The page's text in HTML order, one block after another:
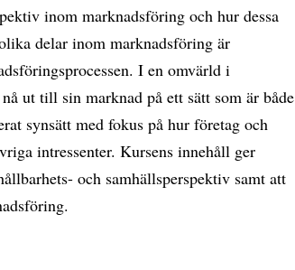
inom marknadsföring och hur dessa
delar inom marknadsföring är
I en omvärld i
ut till sin marknad på ett sätt som är både
synsätt med fokus på hur företag och
intressenter. Kursens innehåll ger
och samhällsperspektiv samt att